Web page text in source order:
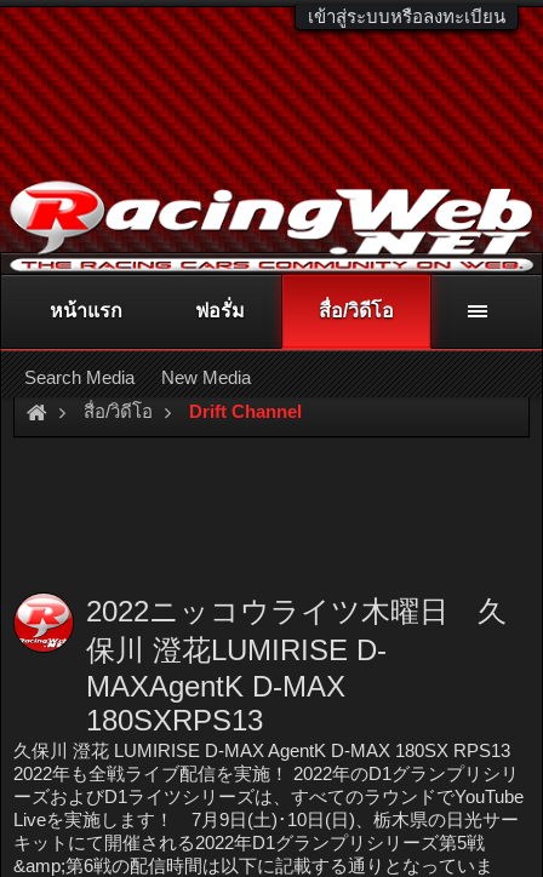
เข้าสู่ระบบหรือลงทะเบียน
ติดต่อลงโฆษณา racingweb@gmail.comหรือโทร. 081-811-1138
หรืออ่านรายละเอียดเพิ่มเติม คลิกที่นี่
สื่อ/วิดีโอ Drift Channel
2022ニッコウライツ木曜日 久
保川 澄花LUMIRISE D-
MAXAgentK D-MAX
180SXRPS13
久保川 澄花 LUMIRISE D-MAX AgentK D-MAX 180SX RPS13
2022年も全戦ライブ配信を実施！ 2022年のD1グランプリシリ
ーズおよびD1ライツシリーズは、すべてのラウンドでYouTube
Liveを実施します！ 7月9日(土)･10日(日)、栃木県の日光サー
キットにて開催される2022年D1グランプリシリーズ第5戦
&amp;第6戦の配信時間は以下に記載する通りとなっていま
หน้าแรก ฟอรั่ม สื่อ/วิดีโอ
Search Media New Media